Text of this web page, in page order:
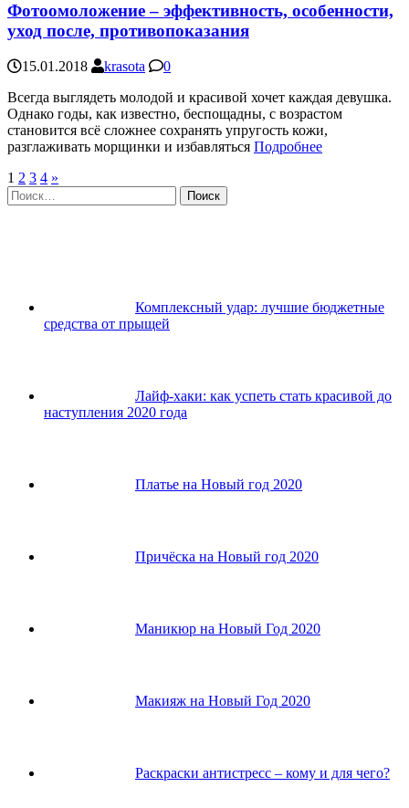
Фотоомоложение – эффективность, особенности,
уход после, противопоказания
15.01.2018 krasota
0
Всегда выглядеть молодой и красивой хочет каждая девушка.
Однако годы, как известно, беспощадны, с возрастом
становится всё сложнее сохранять упругость кожи,
разглаживать морщинки и избавляться Подробнее
1 2 3 4 »
Найти:
Комплексный удар: лучшие бюджетные
средства от прыщей
Лайф-хаки: как успеть стать красивой до
наступления 2020 года
Платье на Новый год 2020
Причёска на Новый год 2020
Маникюр на Новый Год 2020
Макияж на Новый Год 2020
Раскраски антистресс – кому и для чего?